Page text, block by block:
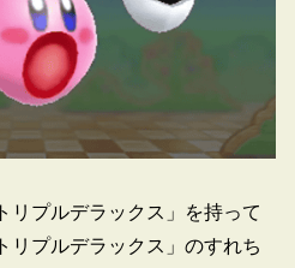
プルデラックス」を持って
リプルデラックス」のすれち